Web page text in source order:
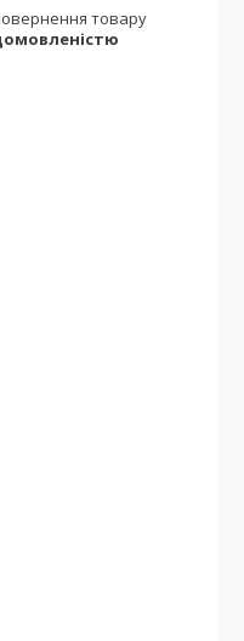
товару